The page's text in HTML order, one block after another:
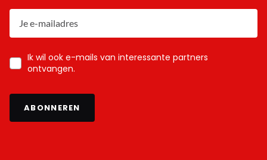
Ik wil ook e-mails van interessante partners
ontvangen.
ABONNEREN